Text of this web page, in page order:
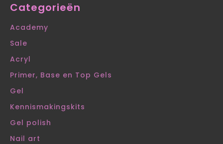
Categorieën
Academy
Sale
Acryl
Primer, Base en Top Gels
Gel
Kennismakingskits
Gel polish
Nail art